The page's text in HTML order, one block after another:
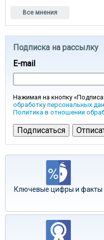
Все мнения
Подписка на рассылку
E-mail
Нажимая на кнопку
обработку персональных
Политика в отношении
Ключевые цифры и факты